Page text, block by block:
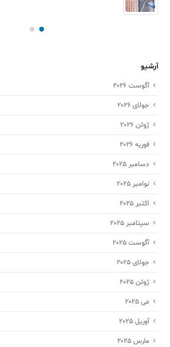
آرشیو
آگوست 2026
جولای 2026
ژوئن 2026
فوریه 2026
دسامبر 2025
نوامبر 2025
اکتبر 2025
سپتامبر 2025
آگوست 2025
جولای 2025
ژوئن 2025
می 2025
آوریل 2025
مارس 2025